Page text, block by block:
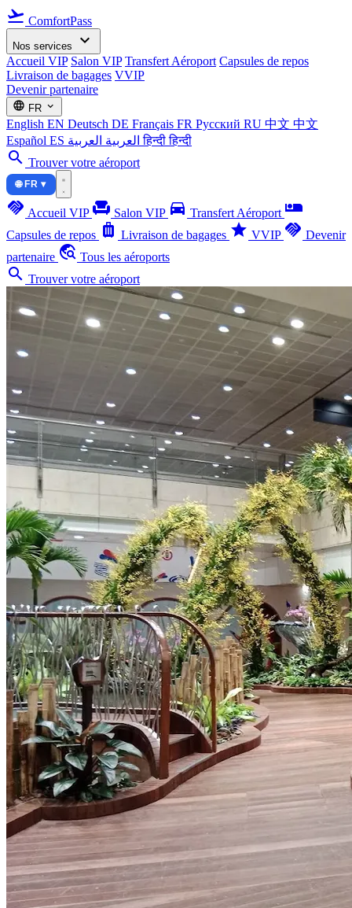
flight_takeoff ComfortPass
Nos services expand_more
Accueil VIP Salon VIP Transfert Aéroport Capsules de repos
Livraison de bagages VVIP
Devenir partenaire
language FR expand_more
English EN Deutsch DE Français FR Русский RU 中文 中文
Español ES العربية العربية हिन्दीहिन्दी
search Trouver votre aéroport
🌐 FR ▾
handshake Accueil VIP chair Salon VIP directions_car Transfert Aéroport airline_seat_individual_suite
Capsules de repos luggage Livraison de bagages star VVIP handshake Devenir
partenaire travel_explore Tous les aéroports
search Trouver votre aéroport